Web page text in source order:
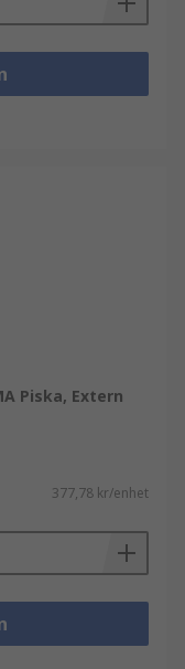
Piska, Extern
377,78 kr/enhet